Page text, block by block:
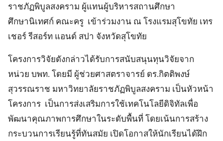
ราชภัฏพิบูลสงคราม ผู้แทนผู้บริหารสถานศึกษา
ศึกษานิเทศก์ คณะครู เข้าร่วมงาน ณ โรงแรมสุโขทัย เทร
เชอร์ รีสอร์ท แอนด์ สปา จังหวัดสุโขทัย
โครงการวิจัยดังกล่าวได้รับการสนับสนุนทุนวิจัยจาก
หน่วย บพท. โดยมี ผู้ช่วยศาสตราจารย์ ดร.กิตติพงษ์
สุวรรณราช มหาวิทยาลัยราชภัฏพิบูลสงคราม เป็นหัวหน้า
โครงการ เป็นการส่งเสริมการใช้เทคโนโลยีดิจิทัลเพื่อ
พัฒนาคุณภาพการศึกษาในระดับพื้นที่ โดยเน้นการสร้าง
กระบวนการเรียนรู้ที่ทันสมัย เปิดโอกาสให้นักเรียนได้ฝึก